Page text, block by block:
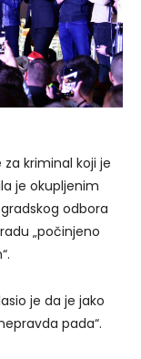
za kriminal koji je
je okupljenim
odbora
„počinjeno
je da je jako
pada“.